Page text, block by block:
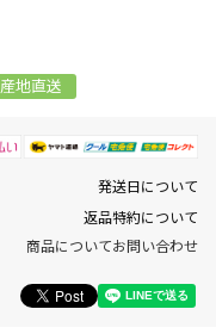
産地直送
発送日について
返品特約について
商品についてお問い合わせ